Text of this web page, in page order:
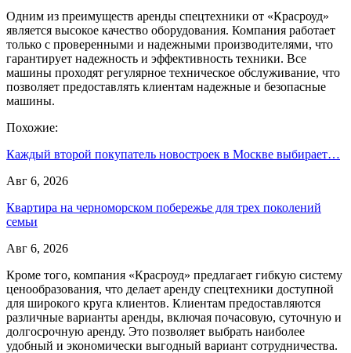
Одним из преимуществ аренды спецтехники от «Красроуд»
является высокое качество оборудования. Компания работает
только с проверенными и надежными производителями, что
гарантирует надежность и эффективность техники. Все
машины проходят регулярное техническое обслуживание, что
позволяет предоставлять клиентам надежные и безопасные
машины.
Похожие:
Каждый второй покупатель новостроек в Москве выбирает…
Авг 6, 2026
Квартира на черноморском побережье для трех поколений
семьи
Авг 6, 2026
Кроме того, компания «Красроуд» предлагает гибкую систему
ценообразования, что делает аренду спецтехники доступной
для широкого круга клиентов. Клиентам предоставляются
различные варианты аренды, включая почасовую, суточную и
долгосрочную аренду. Это позволяет выбрать наиболее
удобный и экономически выгодный вариант сотрудничества.